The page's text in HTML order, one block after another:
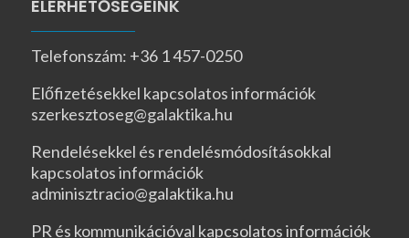
ELÉRHETŐSÉGEINK
Telefonszám: +36 1 457-0250
Előfizetésekkel kapcsolatos információk
szerkesztoseg@galaktika.hu
Rendelésekkel és rendelésmódosításokkal
kapcsolatos információk
adminisztracio@galaktika.hu
PR és kommunikációval kapcsolatos információk